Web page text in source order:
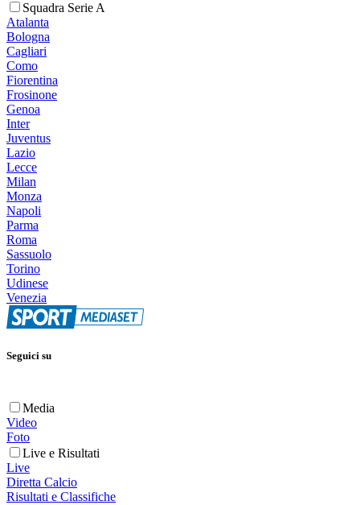
Squadra Serie A
Atalanta
Bologna
Cagliari
Como
Fiorentina
Frosinone
Genoa
Inter
Juventus
Lazio
Lecce
Milan
Monza
Napoli
Parma
Roma
Sassuolo
Torino
Udinese
Venezia
Seguici su
Media
Video
Foto
Live e Risultati
Live
Diretta Calcio
Risultati e Classifiche